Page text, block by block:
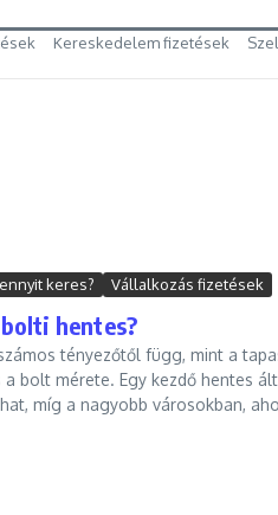
Kereskedelem fizetések
keres? Vállalkozás fizetések
hentes?
tényezőtől függ, mint a
bolt mérete. Egy kezdő hentes
míg a nagyobb városokban,